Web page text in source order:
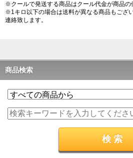
※クールで発送する商品はクール代金が商品の
※1キロ以下の場合は送料が異なる商品もござ
連絡致します。
商品検索